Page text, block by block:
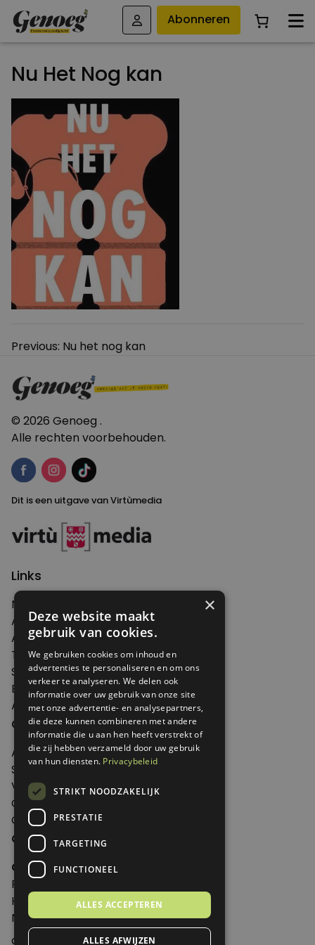
Abonneren
Nu Het Nog kan
Bericht
Previous: Nu het nog kan
© 2026 Genoeg .
Alle rechten voorbehouden.
Dit is een uitgave van Virtùmedia
Links
Nieuws
Artikelen
Agenda
Thema's
Shop
Edities
Abonneren
Over Genoeg
Adverteren
Samenwerken
Verkooppunten
Over Genoeg
Contact
Contactgegevens
Genoeg
Postbus 595 - 3700 AN Zeist
Huis ter Heideweg 13 - 3705MA Zeist
Nederland
genoeg@spabonneeservice.nl
×
Deze website maakt
gebruik van cookies.
We gebruiken cookies om inhoud en
advertenties te personaliseren en om ons
verkeer te analyseren. We delen ook
informatie over uw gebruik van onze site
met onze advertentie- en analysepartners,
die deze kunnen combineren met andere
informatie die u aan hen heeft verstrekt of
die zij hebben verzameld door uw gebruik
van hun diensten. Privacybeleid
STRIKT NOODZAKELIJK
PRESTATIE
TARGETING
FUNCTIONEEL
ALLES ACCEPTEREN
ALLES AFWIJZEN